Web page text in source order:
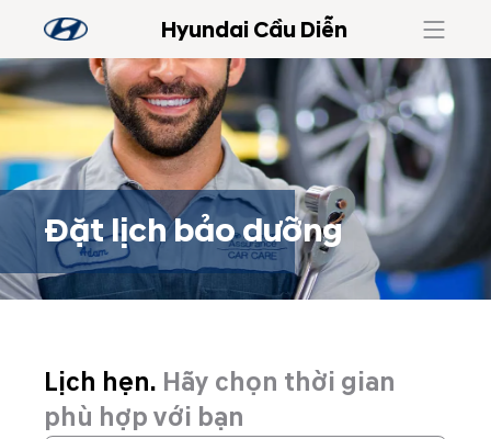
Hyundai Cầu Diễn
Đặt lịch bảo dưỡng
Đặt lịch bảo dưỡng
Lịch hẹn. Hãy chọn thời gian
phù hợp với bạn